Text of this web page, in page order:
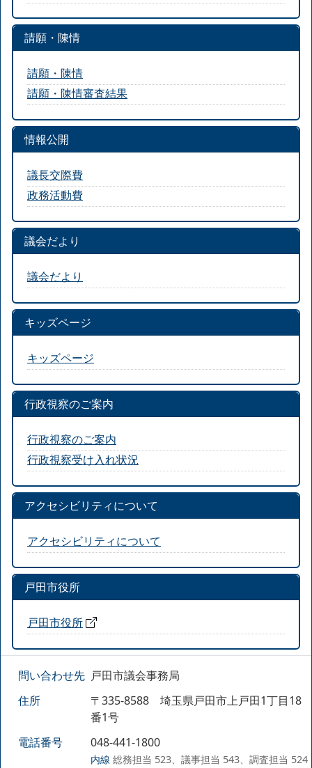
請願・陳情
請願・陳情
請願・陳情審査結果
情報公開
議長交際費
政務活動費
議会だより
議会だより
キッズページ
キッズページ
行政視察のご案内
行政視察のご案内
行政視察受け入れ状況
アクセシビリティについて
アクセシビリティについて
戸田市役所
戸田市役所
問い合わせ先 戸田市議会事務局
住所
〒335-8588 埼玉県戸田市上戸田1丁目18
番1号
電話番号
048-441-1800
内線 総務担当 523、議事担当 543、調査担当 524